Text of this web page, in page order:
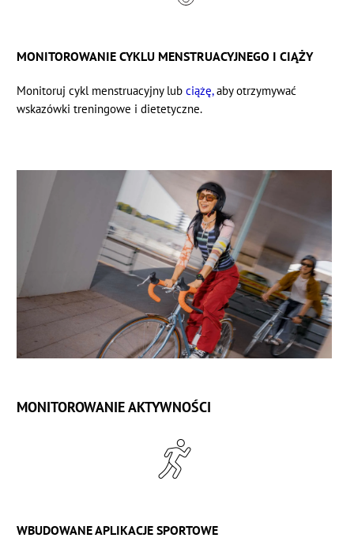
MONITOROWANIE CYKLU MENSTRUACYJNEGO I CIĄŻY
Monitoruj cykl menstruacyjny lub ciążę, aby otrzymywać
wskazówki treningowe i dietetyczne.
MONITOROWANIE AKTYWNOŚCI
WBUDOWANE APLIKACJE SPORTOWE